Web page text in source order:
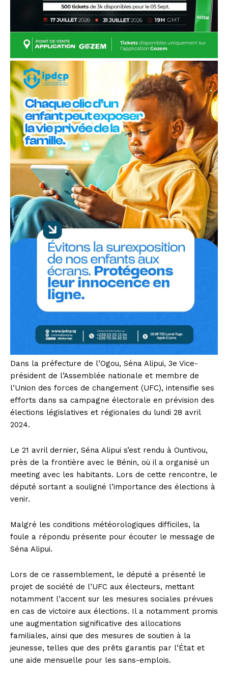
Dans la préfecture de l’Ogou, Séna Alipui, 3e Vice-
président de l’Assemblée nationale et membre de
l’Union des forces de changement (UFC), intensifie ses
efforts dans sa campagne électorale en prévision des
élections législatives et régionales du lundi 28 avril
2024.
Le 21 avril dernier, Séna Alipui s’est rendu à Ountivou,
près de la frontière avec le Bénin, où il a organisé un
meeting avec les habitants. Lors de cette rencontre, le
député sortant a souligné l’importance des élections à
venir.
Malgré les conditions météorologiques difficiles, la
foule a répondu présente pour écouter le message de
Séna Alipui.
Lors de ce rassemblement, le député a présenté le
projet de société de l’UFC aux électeurs, mettant
notamment l’accent sur les mesures sociales prévues
en cas de victoire aux élections. Il a notamment promis
une augmentation significative des allocations
familiales, ainsi que des mesures de soutien à la
jeunesse, telles que des prêts garantis par l’État et
une aide mensuelle pour les sans-emplois.